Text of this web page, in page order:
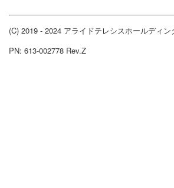
(C) 2019 - 2024 アライドテレシスホールディン
PN: 613-002778 Rev.Z